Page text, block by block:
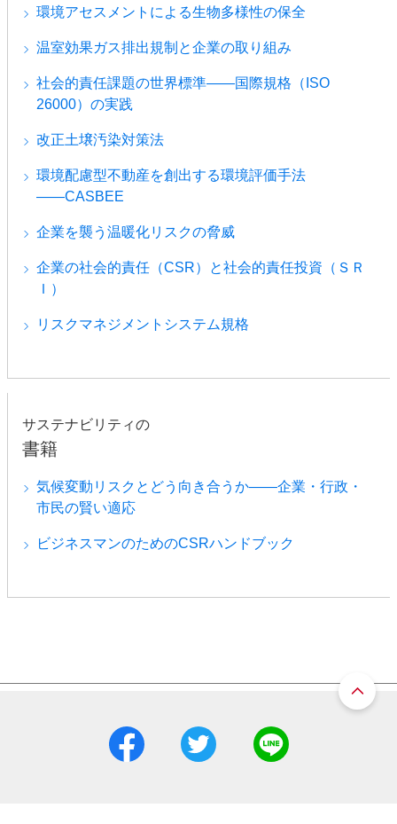
環境アセスメントによる生物多様性の保全
温室効果ガス排出規制と企業の取り組み
社会的責任課題の世界標準――国際規格（ISO
26000）の実践
改正土壌汚染対策法
環境配慮型不動産を創出する環境評価手法
――CASBEE
企業を襲う温暖化リスクの脅威
企業の社会的責任（CSR）と社会的責任投資（ＳＲ
Ｉ）
リスクマネジメントシステム規格
サステナビリティの
書籍
気候変動リスクとどう向き合うか――企業・行政・
市民の賢い適応
ビジネスマンのためのCSRハンドブック